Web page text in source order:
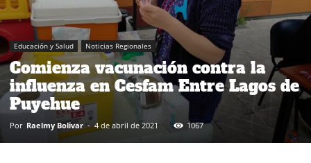
Educación y Salud Noticias Regionales
Comienza vacunación contra la
influenza en Cesfam Entre Lagos de
Puyehue
Por Raelmy Bolivar - 4 de abril de 2021 1067